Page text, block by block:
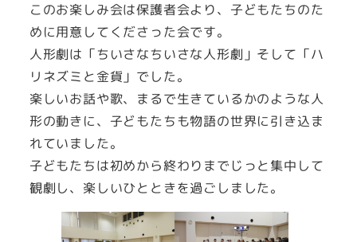
このお楽しみ会は保護者会より、子どもたちのた
めに用意してくださった会です。
人形劇は「ちいさなちいさな人形劇」そして「ハ
リネズミと金貨」でした。
楽しいお話や歌、まるで生きているかのような人
形の動きに、子どもたちも物語の世界に引き込ま
れていました。
子どもたちは初めから終わりまでじっと集中して
観劇し、楽しいひとときを過ごしました。